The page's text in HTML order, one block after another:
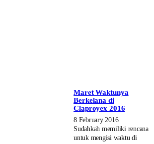
Maret Waktunya
Berkelana di
Claproyex 2016
8 February 2016
Sudahkah memiliki rencana
untuk mengisi waktu di